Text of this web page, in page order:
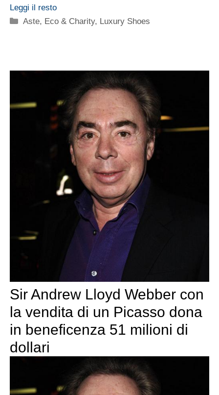
Leggi il resto
Categorie
Aste, Eco & Charity, Luxury Shoes
Sir Andrew Lloyd Webber con
la vendita di un Picasso dona
in beneficenza 51 milioni di
dollari